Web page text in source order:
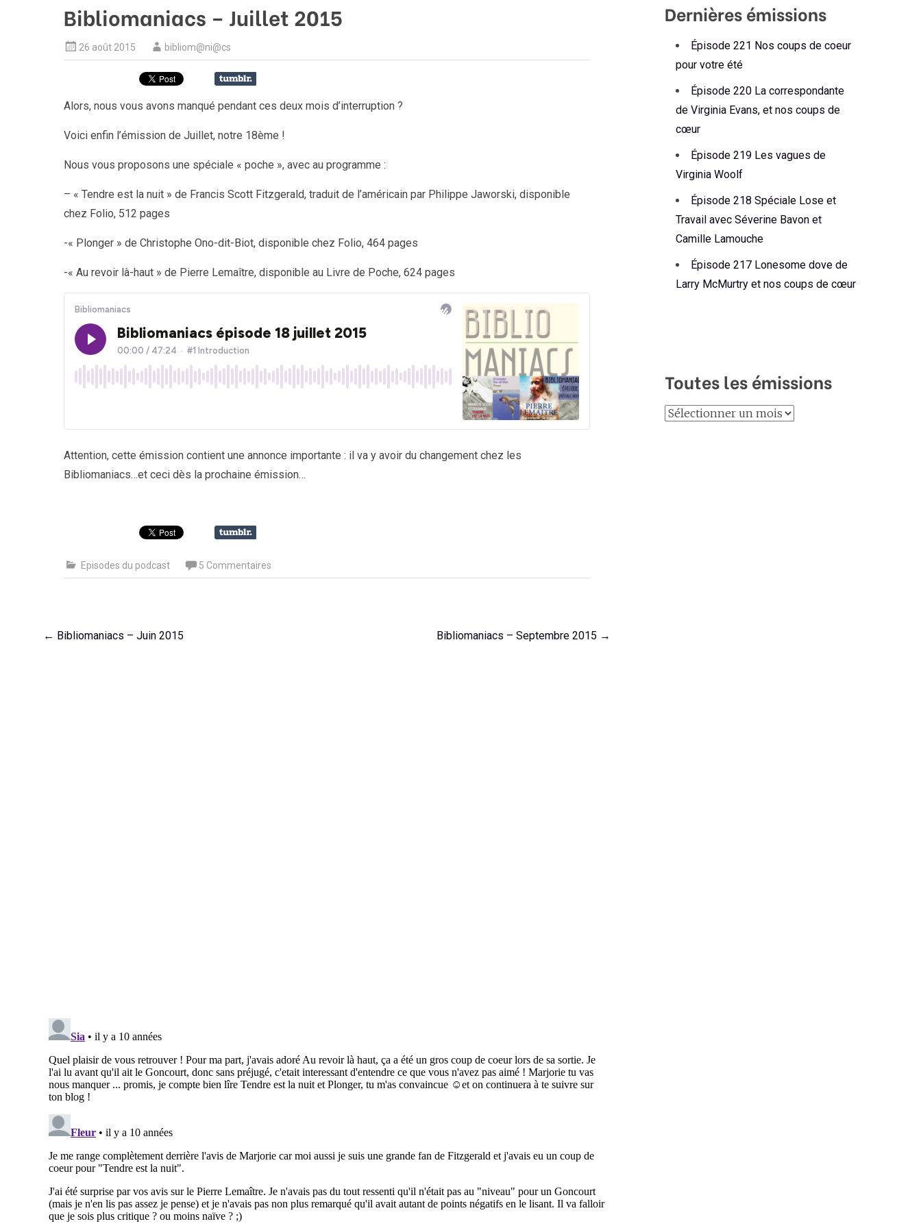
Bibliomaniacs – Juillet 2015
26 août 2015 bibliom@ni@cs
Alors, nous vous avons manqué pendant ces deux mois d’interruption ?
Voici enfin l’émission de Juillet, notre 18ème !
Nous vous proposons une spéciale « poche », avec au programme :
– « Tendre est la nuit » de Francis Scott Fitzgerald, traduit de l’américain par Philippe Jaworski, disponible
chez Folio, 512 pages
-« Plonger » de Christophe Ono-dit-Biot, disponible chez Folio, 464 pages
-« Au revoir là-haut » de Pierre Lemaître, disponible au Livre de Poche, 624 pages
Attention, cette émission contient une annonce importante : il va y avoir du changement chez les
Bibliomaniacs…et ceci dès la prochaine émission…
Episodes du podcast 5 Commentaires
Navigation
← Bibliomaniacs – Juin 2015 Bibliomaniacs – Septembre 2015 →
Dernières émissions
Épisode 221 Nos coups de coeur
pour votre été
Épisode 220 La correspondante
de Virginia Evans, et nos coups de
cœur
Épisode 219 Les vagues de
Virginia Woolf
Épisode 218 Spéciale Lose et
Travail avec Séverine Bavon et
Camille Lamouche
Épisode 217 Lonesome dove de
Larry McMurtry et nos coups de cœur
Toutes les émissions
Toutes